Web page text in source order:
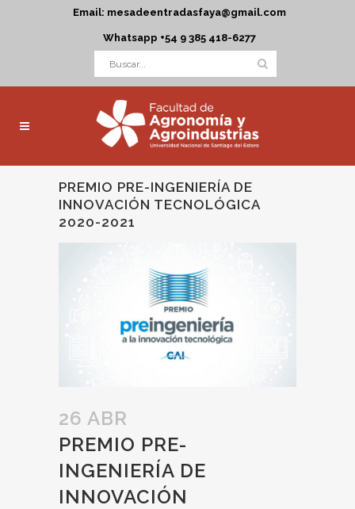
Email: mesadeentradasfaya@gmail.com
Whatsapp +54 9 385 418-6277
PREMIO PRE-INGENIERÍA DE
INNOVACIÓN TECNOLÓGICA
2020-2021
26 ABR
PREMIO PRE-
INGENIERÍA DE
INNOVACIÓN